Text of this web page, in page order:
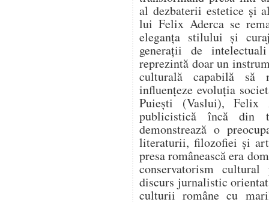
al dezbaterii estetice și
lui Felix Aderca se
eleganța stilului și
generații de
reprezintă doar un
culturală capabilă să
influențeze evoluția
Puiești (Vaslui), Felix
publicistică încă din
demonstrează o
literaturii, filozofiei și
presa românească era
conservatorism
discurs jurnalistic
culturii române cu